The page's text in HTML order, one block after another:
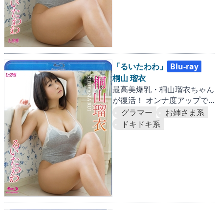
「るいたわわ」
Blu-ray
桐山 瑠衣
最高美爆乳・桐山瑠衣ちゃん
が復活！ オンナ度アップで
愛がぎっしりユッサユサ！！
グラマー
お姉さま系
ドキドキ系